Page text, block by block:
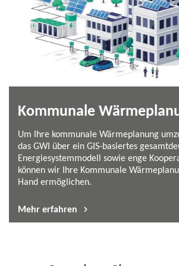
Kommunale
Um Ihre kommunale Wärmeplanung
Energiesystemmodell sowie enge
können wir Ihre Kommunale
Mehr erfahren
Sprechen Sie uns